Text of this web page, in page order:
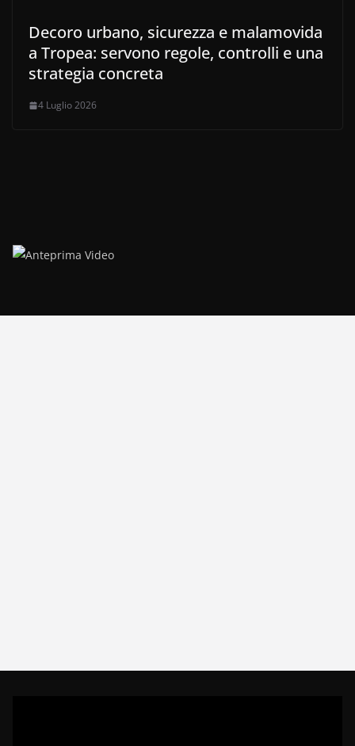
Decoro urbano, sicurezza e malamovida
a Tropea: servono regole, controlli e una
strategia concreta
4 Luglio 2026